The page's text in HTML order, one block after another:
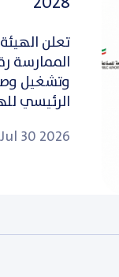
تعلن
وتشغيل
الرئيسي
Jul 30 2026